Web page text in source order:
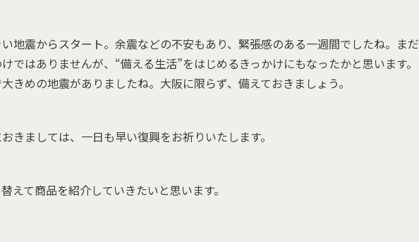
地震からスタート。余震などの不安もあり、緊張感のある一週間でしたね。まだ
ではありませんが、“備える生活”をはじめるきっかけにもなったかと思います。
きめの地震がありましたね。大阪に限らず、備えておきましょう。
きましては、一日も早い復興をお祈りいたします。
えて商品を紹介していきたいと思います。